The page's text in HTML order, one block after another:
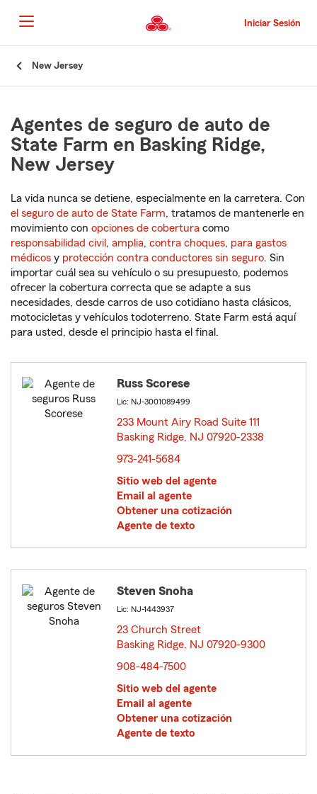
al
contenido
principal
Iniciar Sesión
New Jersey
Agentes de seguro de auto de
State Farm en Basking Ridge,
New Jersey
La vida nunca se detiene, especialmente en la carretera. Con
el seguro de auto de State Farm, tratamos de mantenerle en
movimiento con opciones de cobertura como
responsabilidad civil , amplia, contra choques, para gastos
médicos y protección contra conductores sin seguro. Sin
importar cuál sea su vehículo o su presupuesto, podemos
ofrecer la cobertura correcta que se adapte a sus
necesidades, desde carros de uso cotidiano hasta clásicos,
motocicletas y vehículos todoterreno. State Farm está aquí
para usted, desde el principio hasta el final.
Russ Scorese
Lic: NJ-3001089499
233 Mount Airy Road Suite 111
Basking Ridge, NJ 07920-2338
973-241-5684
Sitio web del agente
Email al agente
Obtener una cotización
Agente de texto
Steven Snoha
Lic: NJ-1443937
23 Church Street
Basking Ridge, NJ 07920-9300
908-484-7500
Sitio web del agente
Email al agente
Obtener una cotización
Agente de texto